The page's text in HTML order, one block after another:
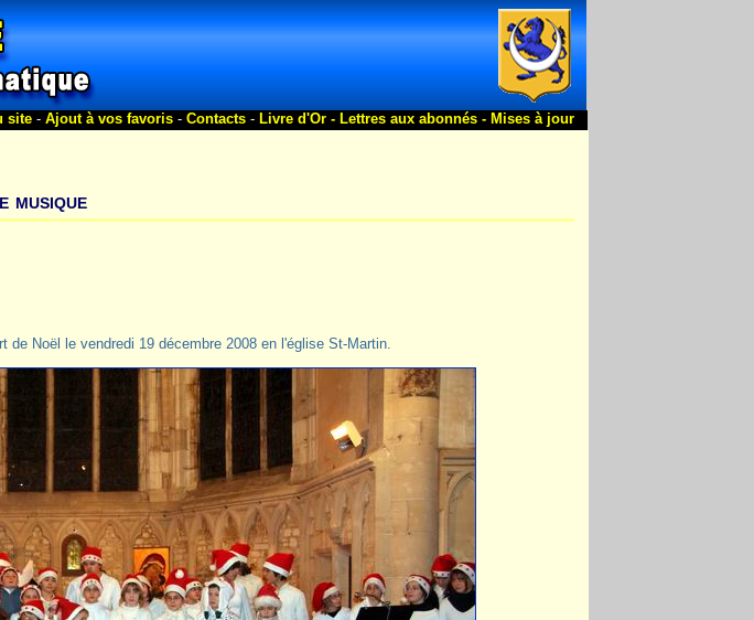
site- Ajout à vos favoris- Contacts- Livre d'Or - Lettres aux abonnés - Mises à jour
de Noël le vendredi 19 décembre 2008 en l'église St-Martin.